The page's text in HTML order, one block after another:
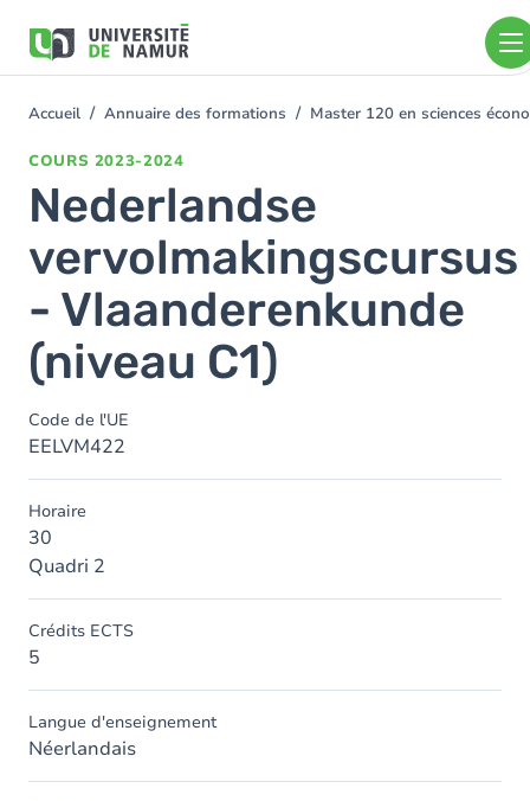
contenu
You
Accueil Annuaire des formations Master 120 en sciences
COURS 2023-2024
Nederlandse
vervolmakingscursus
- Vlaanderenkunde
(niveau C1)
Code de l'UE
EELVM422
Horaire
30
Quadri 2
Crédits ECTS
5
Langue d'enseignement
Néerlandais